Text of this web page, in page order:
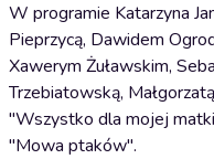
W programie Katarzyna
Pieprzycą, Dawidem
Xawerym Żuławskim,
Trzebiatowską,
"Wszystko dla mojej
"Mowa ptaków".